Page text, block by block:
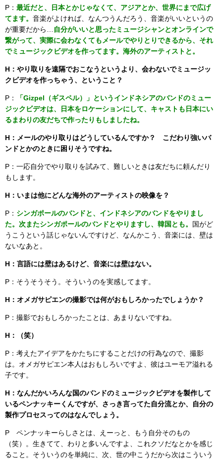
P： 最近だと、日本とかじゃなくて、アジアとか、世界にまで広げ
てます。 音楽がよければ、なんつうんだろう、音楽がいいというの
が重要だから…自分がいいと思ったミュージシャンとオンラインで
繋がって、実際に会わなくてもメールでやりとりできるから、それ
でミュージックビデオを作ってます。海外のアーティストと。
H：やり取りを遠隔でおこなうというより、会わないでミュージッ
クビデオを作っちゃう、ということ？
P：
「Gizpel（ギスペル）」というインドネシアのバンドのミュー
ジックビデオは、日本をロケーションにして、キャストも日本にい
るまわりの友だちで作ったりもしましたね。
H：メールのやり取りはどうしているんですか？ こだわり強いバ
ンドとかのときに困りそうですね。
P：一応自分でやり取りを試みて、難しいときは友だちに頼んだり
もします。
H：いまは他にどんな海外のアーティストの映像を？
P： シンガポールのバンドと、インドネシアのバンドをやりまし
た。次またシンガポールのバンドとやりますし、韓国とも。 国がど
うこうという話じゃないんですけど、なんかこう、音楽には、壁は
ないなあと。
H：言語には壁はあるけど、音楽には壁はない。
P：そうそうそう。そういうのを実感してます。
H：オメガサピエンの撮影では何がおもしろかったでしょうか？
P：撮影でおもしろかったことは、あまりないですね。
H：（笑）
P：考えたアイデアをかたちにすることだけの行為なので、撮影
は。オメガサピエン本人はおもしろいですよ、彼はユーモア溢れる
子です。
H：なんだかいろんな国のバンドのミュージックビデオを製作して
いるペンナッキーくんですが、さっき言ってた自分流とか、自分の
製作プロセスってのはなんでしょう。
P ペンナッキーらしさとは、えーっと、もう自分そのもの
（笑）。生きてて、わりと多いんですよ、これクソだなとかを感じ
ること。そういうのを単純に、次、世の中こうだから次はこういう